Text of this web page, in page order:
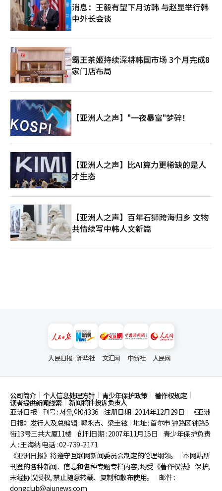
消息：王毅有望下月访韩 与赵显举行韩
中外长会谈
霸王茶姬持续深耕韩国市场 3个月完成8
家门店布局
【亚洲人之声】"一夜暴富"梦碎！
【亚洲人之声】比AI算力更稀缺的是人
才生态
【亚洲人之声】百年石狮跨海归乡 文物
共情续写中韩人文新篇
人民日报 新华社 文汇网 中新社 人民网
公司简介 个人信息处理方针 青少年保护政策 著作权规定
读者提供新闻线索
新闻稿件投诉负责人
亚洲日报
刊号 : 서울,아04336 注册日期 : 2014年12月29日
《亚洲
日报》发行人及总编辑 : 郭永吉、梁圭铉 地址 : 首尔市钟路区钟路5
街13号三共大厦11楼 创刊日期 : 2007年11月15日
青少年保护负责
人 : 王海纳 电话 : 02-739-2171
《亚洲日报》将遵守互联网新闻委员会制定的伦理纲领。
本网站所
刊登的各种新闻、信息和各种专题专栏内容, 均受《著作权法》 保护,
未经协议授权, 禁止随意转载、复制和散布使用。
邮件 :
dongclub@ajunews.com